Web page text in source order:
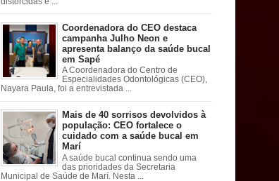
Coordenadora do CEO destaca
campanha Julho Neon e
apresenta balanço da saúde bucal
em Sapé
A Coordenadora do Centro de
Especialidades Odontológicas (CEO),
Nayara Paula, foi a entrevistada ...
Mais de 40 sorrisos devolvidos à
população: CEO fortalece o
cuidado com a saúde bucal em
Marí
A saúde bucal continua sendo uma
das prioridades da Secretaria
Municipal de Saúde de Marí. Nesta ...